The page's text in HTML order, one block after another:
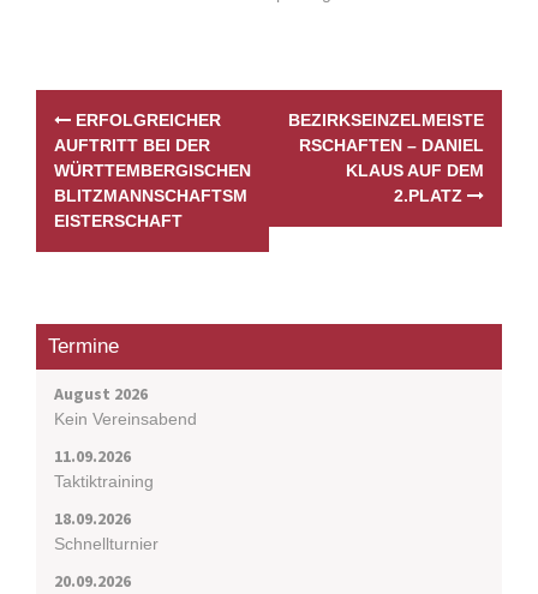
v
t
ERFOLGREICHER
AUFTRITT BEI DER
WÜRTTEMBERGISCHEN
BLITZMANNSCHAFTSM
EISTERSCHAFT
BEZIRKSEINZELMEISTE
RSCHAFTEN – DANIEL
KLAUS AUF DEM
2.PLATZ
Termine
August 2026
Kein Vereinsabend
11.09.2026
Taktiktraining
18.09.2026
Schnellturnier
20.09.2026